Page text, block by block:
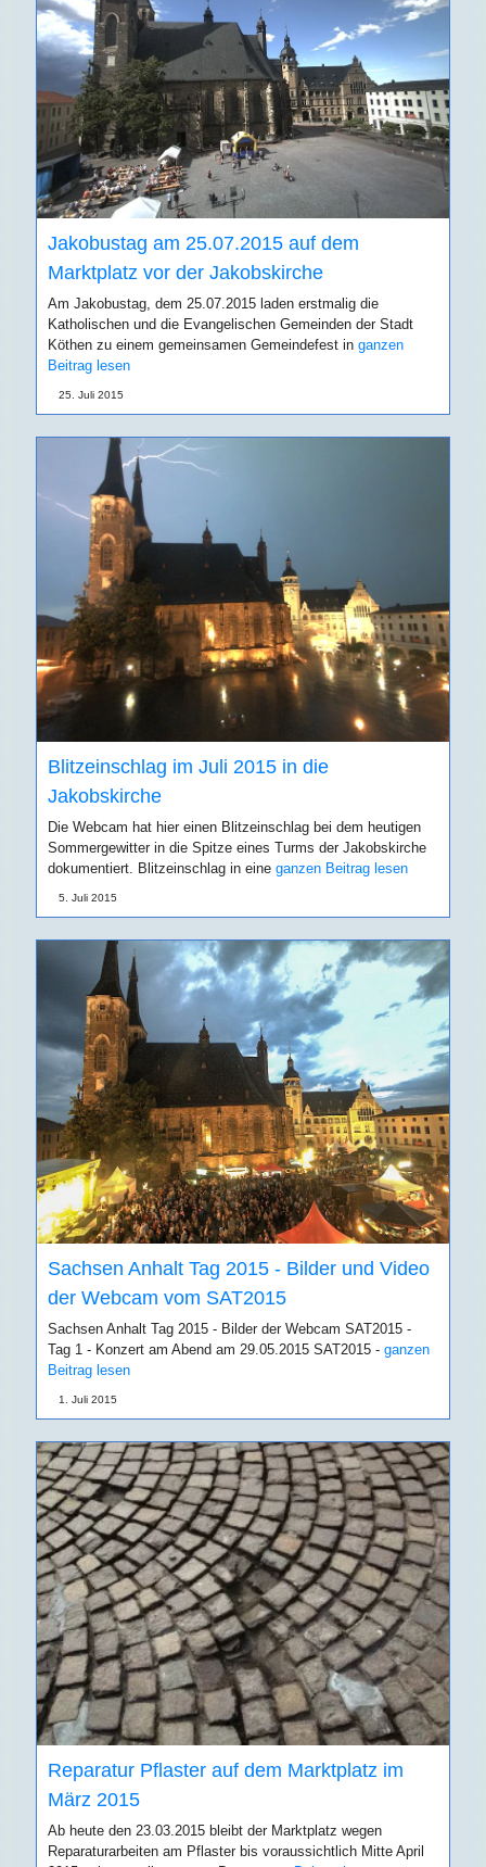
Jakobustag am 25.07.2015 auf dem
Marktplatz vor der Jakobskirche
Am Jakobustag, dem 25.07.2015 laden erstmalig die
Katholischen und die Evangelischen Gemeinden der Stadt
Köthen zu einem gemeinsamen Gemeindefest inganzen
Beitrag lesen
25. Juli 2015
Blitzeinschlag im Juli 2015 in die
Jakobskirche
Die Webcam hat hier einen Blitzeinschlag bei dem heutigen
Sommergewitter in die Spitze eines Turms der Jakobskirche
dokumentiert. Blitzeinschlag in eineganzen Beitrag lesen
5. Juli 2015
Sachsen Anhalt Tag 2015 - Bilder und Video
der Webcam vom SAT2015
Sachsen Anhalt Tag 2015 - Bilder der Webcam SAT2015 -
Tag 1 - Konzert am Abend am 29.05.2015 SAT2015 -ganzen
Beitrag lesen
1. Juli 2015
Reparatur Pflaster auf dem Marktplatz im
März 2015
Ab heute den 23.03.2015 bleibt der Marktplatz wegen
Reparaturarbeiten am Pflaster bis voraussichtlich Mitte April